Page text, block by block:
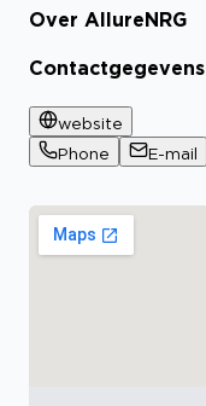
Over AllureNRG
Contactgegevens
website
Phone
E-mail